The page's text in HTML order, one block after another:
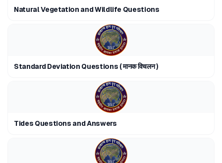
Natural Vegetation and Wildlife Questions
Standard Deviation Questions ( मानक विचलन )
Tides Questions and Answers